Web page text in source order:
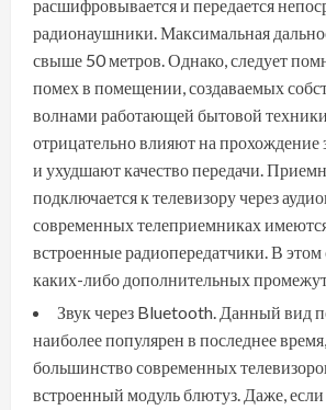
расшифровывается и передается
радионаушники. Максимальная
свыше 50 метров. Однако, следует
помех в помещении, создаваемых
волнами работающей бытовой
отрицательно влияют на прохождение
и ухудшают качество передачи.
подключается к телевизору через
современных телеприемниках
встроенные радиопередатчики. В
каких-либо дополнительных
Звук через Bluetooth. Данный вид
наиболее популярен в последнее
большинство современных
встроенный модуль блютуз. Даже, если